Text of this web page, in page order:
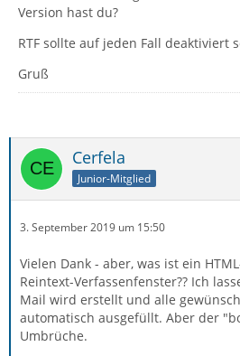
Version hast du?
RTF sollte auf jeden Fall deaktiviert
Gruß
Cerfela
Junior-Mitglied
3. September 2019 um 15:50
Vielen Dank - aber, was ist ein
Reintext-Verfassenfenster?? Ich
Mail wird erstellt und alle
automatisch ausgefüllt. Aber der
Umbrüche.